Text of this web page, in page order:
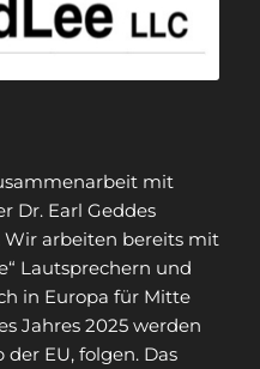
mit
Dr. Earl Geddes
arbeiten bereits mit
Lautsprechern und
in Europa für Mitte
Jahres 2025 werden
EU, folgen. Das